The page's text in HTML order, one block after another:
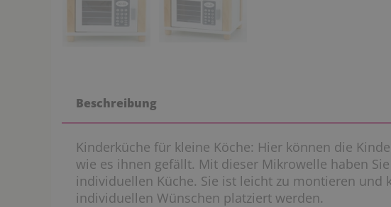
Beschreibung
Kinderküche für kleine Köche: Hier können die
wie es ihnen gefällt. Mit dieser Mikrowelle haben
individuellen Küche. Sie ist leicht zu montieren und
individuellen Wünschen platziert werden.